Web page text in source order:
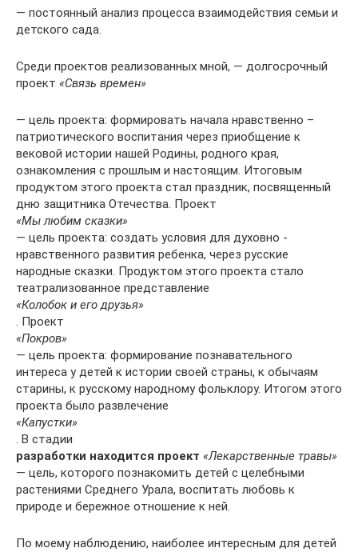
— постоянный анализ процесса взаимодействия семьи и
детского сада.
Среди проектов реализованных мной, — долгосрочный
проект «Связь времен»
— цель проекта: формировать начала нравственно –
патриотического воспитания через приобщение к
вековой истории нашей Родины, родного края,
ознакомления с прошлым и настоящим. Итоговым
продуктом этого проекта стал праздник, посвященный
дню защитника Отечества. Проект
«Мы любим сказки»
— цель проекта: создать условия для духовно ­
нравственного развития ребенка, через русские
народные сказки. Продуктом этого проекта стало
театрализованное представление
«Колобок и его друзья»
. Проект
«Покров»
— цель проекта: формирование познавательного
интереса у детей к истории своей страны, к обычаям
старины, к русскому народному фольклору. Итогом этого
проекта было развлечение
«Капустки»
. В стадии
разработки находится проект «Лекарственные травы»
— цель, которого познакомить детей с целебными
растениями Среднего Урала, воспитать любовь к
природе и бережное отношение к ней.
По моему наблюдению, наиболее интересным для детей